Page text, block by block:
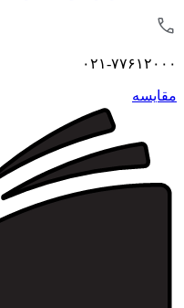
۰۲۱-۷۷۶۱۲۰۰۰
مقايسه